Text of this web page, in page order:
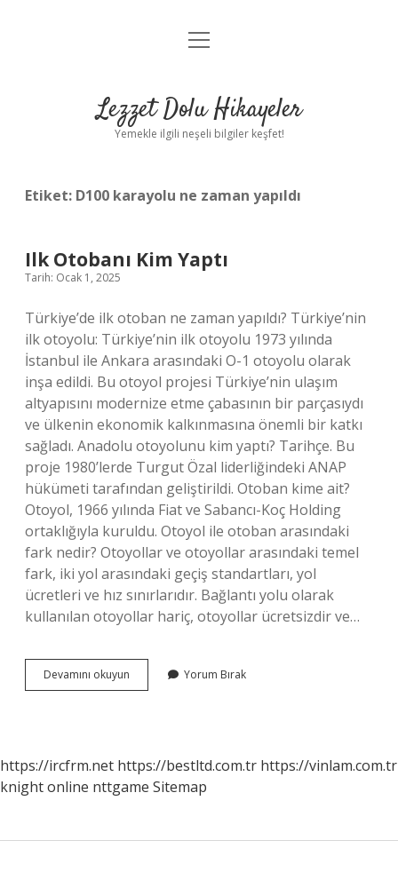
Anasayfa
Yasal Uyarı
menüyü
Lezzet Dolu Hikayeler
Yemekle ilgili neşeli bilgiler keşfet!
Etiket: D100 karayolu ne zaman yapıldı
Ilk Otobanı Kim Yaptı
Tarih: Ocak 1, 2025
Türkiye’de ilk otoban ne zaman yapıldı? Türkiye’nin
ilk otoyolu: Türkiye’nin ilk otoyolu 1973 yılında
İstanbul ile Ankara arasındaki O-1 otoyolu olarak
inşa edildi. Bu otoyol projesi Türkiye’nin ulaşım
altyapısını modernize etme çabasının bir parçasıydı
ve ülkenin ekonomik kalkınmasına önemli bir katkı
sağladı. Anadolu otoyolunu kim yaptı? Tarihçe. Bu
proje 1980’lerde Turgut Özal liderliğindeki ANAP
hükümeti tarafından geliştirildi. Otoban kime ait?
Otoyol, 1966 yılında Fiat ve Sabancı-Koç Holding
ortaklığıyla kuruldu. Otoyol ile otoban arasındaki
fark nedir? Otoyollar ve otoyollar arasındaki temel
fark, iki yol arasındaki geçiş standartları, yol
ücretleri ve hız sınırlarıdır. Bağlantı yolu olarak
kullanılan otoyollar hariç, otoyollar ücretsizdir ve…
Devamını okuyun
Otobanı
Yorum Bırak
https://ircfrm.net https://bestltd.com.tr https://vinlam.com.tr
knight online nttgame Sitemap